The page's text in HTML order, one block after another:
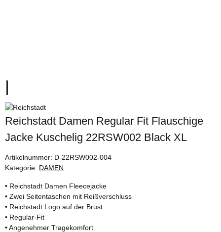
Reichstadt Damen Regular Fit Flauschige
Jacke Kuschelig 22RSW002 Black XL
Artikelnummer: D-22RSW002-004
Kategorie: DAMEN
• Reichstadt Damen Fleecejacke
• Zwei Seitentaschen mit Reißverschluss
• Reichstadt Logo auf der Brust
• Regular-Fit
• Angenehmer Tragekomfort